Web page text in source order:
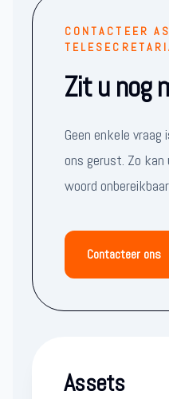
CONTACTEER
Zit u nog
Geen enkele
ons gerust. Zo
woord
Contacteer ons
Assets